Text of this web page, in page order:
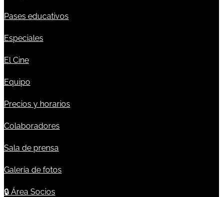
Pases educativos
Especiales
El Cine
Equipo
Precios y horarios
Colaboradores
Sala de prensa
Galería de fotos
🔒 Área Socios